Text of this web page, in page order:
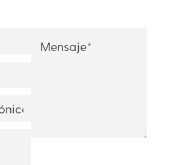
Message *